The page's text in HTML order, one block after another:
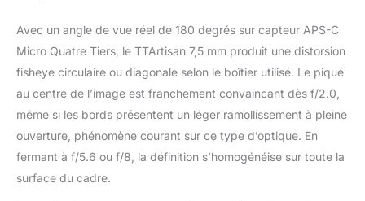
dramatiques et une
l'espace créative. Vous
pouvez vous
rapprocher de votre
sujet avec l'objectif de
images comme vous
n'en avez jamais vu. La
Avec un angle de vue réel de 180 degrés sur capteur APS-C
Micro Quatre Tiers, le TTArtisan 7,5 mm produit une distorsion
fisheye circulaire ou diagonale selon le boîtier utilisé. Le piqué
au centre de l’image est franchement convaincant dès f/2.0,
même si les bords présentent un léger ramollissement à pleine
ouverture, phénomène courant sur ce type d’optique. En
fermant à f/5.6 ou f/8, la définition s’homogénéise sur toute la
surface du cadre.